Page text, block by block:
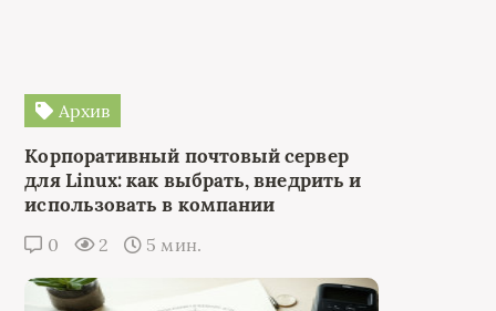
Архив
Корпоративный почтовый сервер
для Linux: как выбрать, внедрить и
использовать в компании
0 2 5 мин.